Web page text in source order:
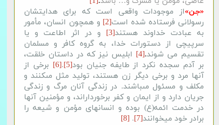
«جن»از موجودات واقعی است که برای هدایتشان
رسولانی فرستاده شده است[2]
و همچون انسان، مأمور
به عبادت خداوند هستند[3]
و در اثر اطاعت و یا
سرپیچی از دستورات خدا، به گروه کافر و مسلمان
تقسیم می شوند.
[4]
ابلیس نیز که در داستان خلقت،
بر آدم سجده نکرد از طایفه جنیان بود[5]
.
[6]
برخى از
آنها مرد و برخى دیگر زن هستند، تولید مثل مى‏کنند و
مکلف و مسئول مى‏باشند. در زندگى آنان مرگ و زندگى
جریان دارد و از ایمان و کفر برخورداراند، و مؤمنین آنها
در خدمت ائمه(ع) بوده و انسانهای مؤمن و شیعه را
برادر خود میخوانند[7]
.
[8]